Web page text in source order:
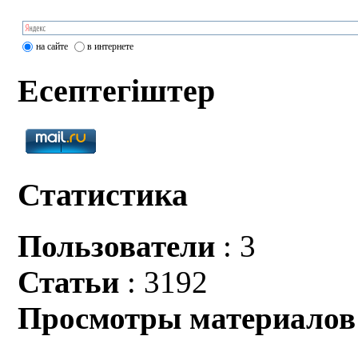
на сайте в интернете
Есептегіштер
Статистика
Пользователи : 3
Статьи : 3192
Просмотры материалов